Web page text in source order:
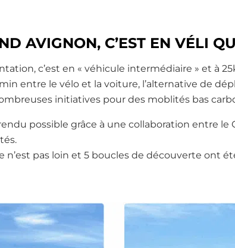
AVIGNON, C’EST EN VÉLI
c’est en « véhicule intermédiaire » et à
entre le vélo et la voiture, l’alternative de
initiatives pour des moblités bas
possible grâce à une collaboration entre le
n’est pas loin et 5 boucles de découverte ont